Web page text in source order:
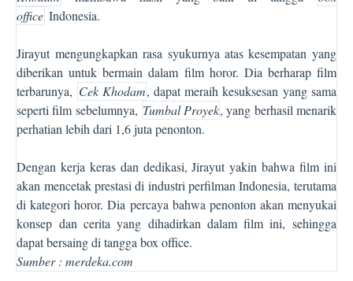
office Indonesia.
Jirayut mengungkapkan rasa syukurnya atas kesempatan yang
diberikan untuk bermain dalam film horor. Dia berharap film
terbarunya, Cek Khodam, dapat meraih kesuksesan yang sama
seperti film sebelumnya, Tumbal Proyek, yang berhasil menarik
perhatian lebih dari 1,6 juta penonton.
Dengan kerja keras dan dedikasi, Jirayut yakin bahwa film ini
akan mencetak prestasi di industri perfilman Indonesia, terutama
di kategori horor. Dia percaya bahwa penonton akan menyukai
konsep dan cerita yang dihadirkan dalam film ini, sehingga
dapat bersaing di tangga box office.
Sumber : merdeka.com